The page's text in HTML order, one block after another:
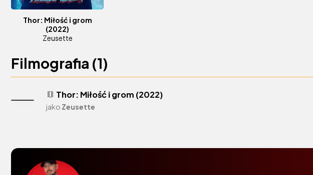
Thor: Miłość i grom
(2022)
Zeusette
Filmografia (1)
theaters Thor: Miłość i grom (2022)
jako Zeusette